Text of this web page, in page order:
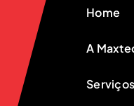
Home
A
Serviços